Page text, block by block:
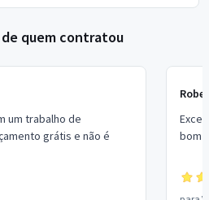
quem contratou
um trabalho de
grátis e não é
bom